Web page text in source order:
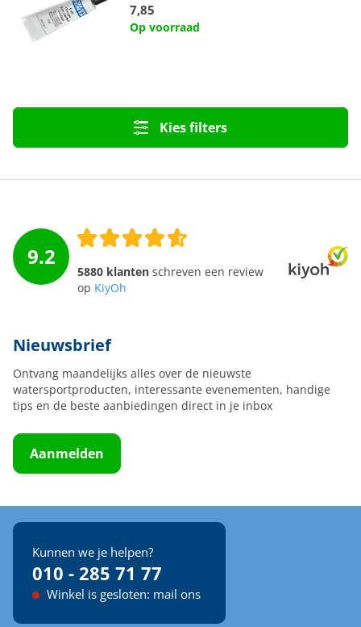
7,85
Op voorraad
Kies filters
9.2
5880 klanten schreven een review
op KiyOh
Nieuwsbrief
Ontvang maandelijks alles over de nieuwste
watersportproducten, interessante evenementen, handige
tips en de beste aanbiedingen direct in je inbox
Aanmelden
Kunnen we je helpen?
010 - 285 71 77
Winkel is gesloten: mail ons